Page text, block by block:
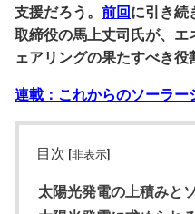
支援だろう。 前回 に引き続
取締役の馬上丈司氏が、
ェアリングの果たすべき役
連載：これからのソーラー
目次 [非表示]
太陽光発電の上積みと